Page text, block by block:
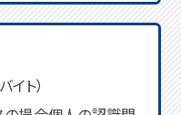
イト）